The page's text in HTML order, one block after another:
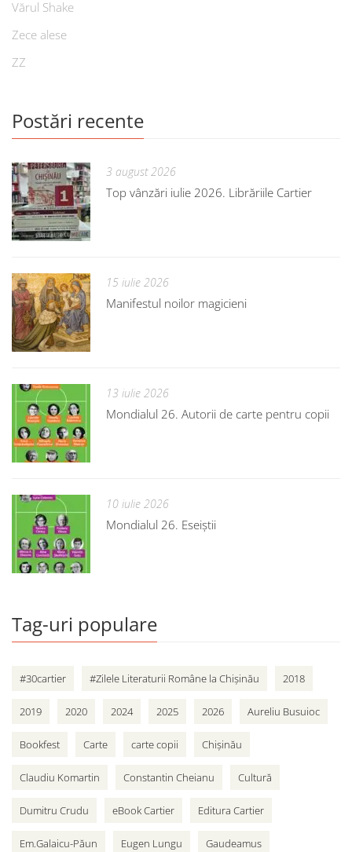
Vărul Shake
Zece alese
ZZ
Postări recente
3 august 2026
Top vânzări iulie 2026. Librăriile Cartier
15 iulie 2026
Manifestul noilor magicieni
13 iulie 2026
Mondialul 26. Autorii de carte pentru copii
10 iulie 2026
Mondialul 26. Eseiștii
Tag-uri populare
#30cartier #Zilele Literaturii Române la Chișinău 2018
2019 2020 2024 2025 2026 Aureliu Busuioc
Bookfest Carte carte copii Chișinău
Claudiu Komartin Constantin Cheianu Cultură
Dumitru Crudu eBook Cartier Editura Cartier
Em.Galaicu-Păun Eugen Lungu Gaudeamus